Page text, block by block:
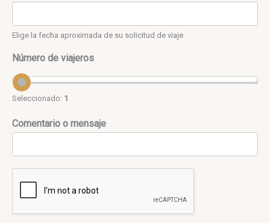
Elige la fecha aproximada de su solicitud de viaje
Número de viajeros
Seleccionado: 1
Comentario o mensaje